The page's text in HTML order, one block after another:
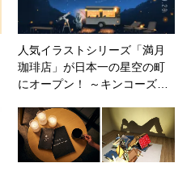
人気イラストシリーズ「満月
珈琲店」が日本一の星空の町
にオープン！ ～キンコーズ…